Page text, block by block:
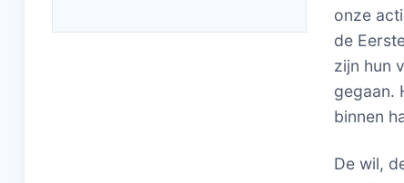
onze
de
zijn hun
gegaan.
binnen
De wil,